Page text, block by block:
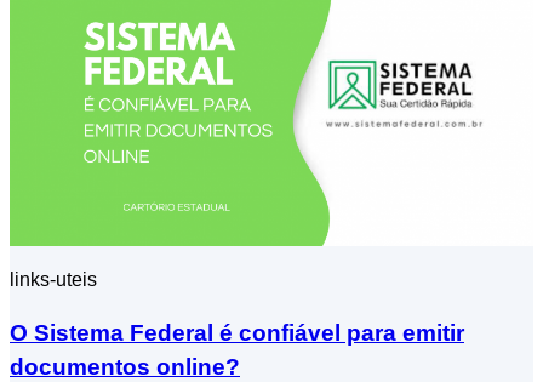
links-uteis
O Sistema Federal é confiável para emitir
documentos online?